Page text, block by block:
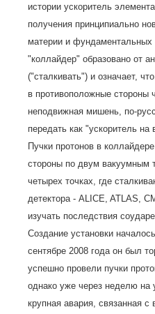
истории ускоритель
получения принципиально
материи и фундаментальных
"коллайдер" образовано от
("сталкивать") и означает,
в противоположные стороны
неподвижная мишень, по-
передать как "ускоритель на
Пучки протонов в
стороны по двум вакуумным
четырех точках, где
детектора - ALICE, ATLAS,
изучать последствия
Создание установки
сентябре 2008 года он был
успешно провели пучки
однако уже через неделю на
крупная авария, связанная